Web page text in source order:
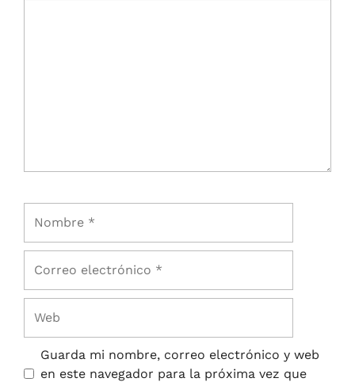
Guarda mi nombre, correo electrónico y web
en este navegador para la próxima vez que